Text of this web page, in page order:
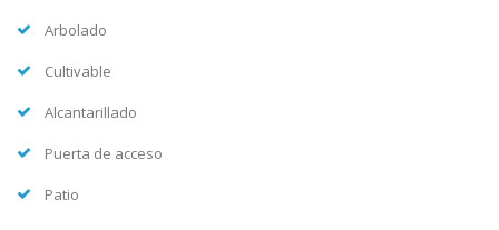
Arbolado
Cultivable
Alcantarillado
Puerta de acceso
Patio